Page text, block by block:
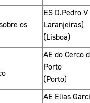
os
ES D.Pedro
Laranjeiras)
(Lisboa)
AE do Cerco
Porto
(Porto)
AE Elias